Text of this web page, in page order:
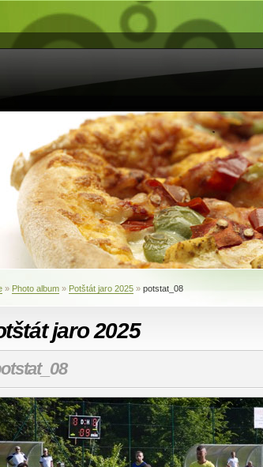
» Photo album » Potštát jaro 2025 » potstat_08
jaro 2025